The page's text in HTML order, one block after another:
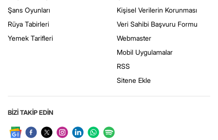
Şans Oyunları
Rüya Tabirleri
Yemek Tarifleri
Kişisel Verilerin Korunması
Veri Sahibi Başvuru Formu
Webmaster
Mobil Uygulamalar
RSS
Sitene Ekle
BİZİ TAKİP EDİN